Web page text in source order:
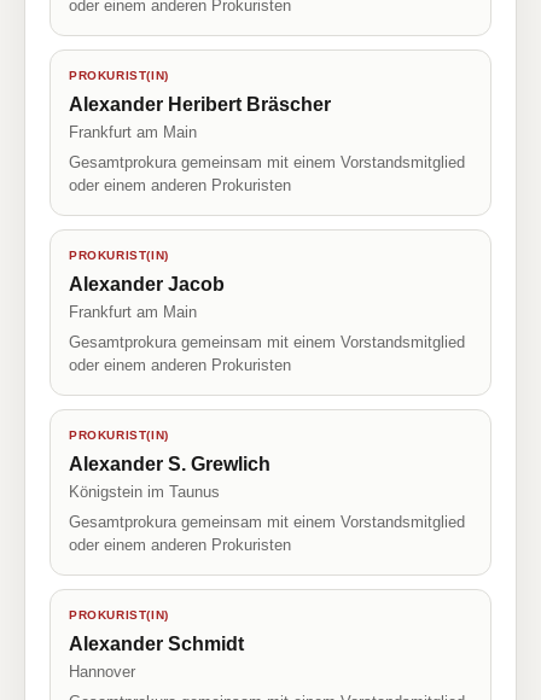
oder einem anderen Prokuristen
PROKURIST(IN)
Alexander Heribert Bräscher
Frankfurt am Main
Gesamtprokura gemeinsam mit einem Vorstandsmitglied
oder einem anderen Prokuristen
PROKURIST(IN)
Alexander Jacob
Frankfurt am Main
Gesamtprokura gemeinsam mit einem Vorstandsmitglied
oder einem anderen Prokuristen
PROKURIST(IN)
Alexander S. Grewlich
Königstein im Taunus
Gesamtprokura gemeinsam mit einem Vorstandsmitglied
oder einem anderen Prokuristen
PROKURIST(IN)
Alexander Schmidt
Hannover